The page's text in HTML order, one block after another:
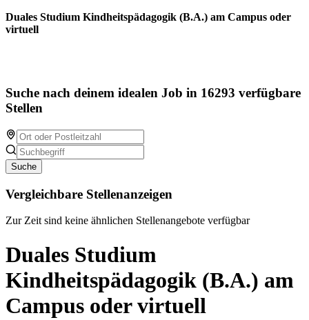
Duales Studium Kindheitspädagogik (B.A.) am Campus oder
virtuell
Suche nach deinem idealen Job in 16293 verfügbare
Stellen
Suche
Vergleichbare Stellenanzeigen
Zur Zeit sind keine ähnlichen Stellenangebote verfügbar
Duales Studium
Kindheitspädagogik (B.A.) am
Campus oder virtuell